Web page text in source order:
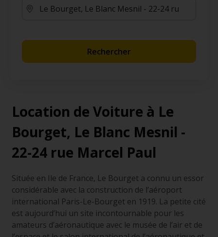
Rechercher
Location de Voiture à Le
Bourget, Le Blanc Mesnil -
22-24 rue Marcel Paul
Située en Ile de France, Le Bourget a connu un essor
considérable avec la construction de l’aéroport
international Paris-Le-Bourget en 1919. La petite cité
est aujourd’hui un site incontournable pour les
amateurs d’aéronautique avec le musée de l’air et de